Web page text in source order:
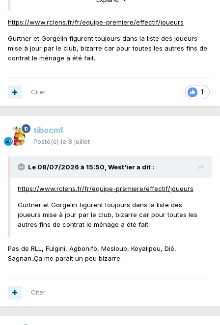
https://www.rclens.fr/fr/equipe-premiere/effectif/joueurs
Gurtner et Gorgelin figurent toujours dans la liste des joueurs
mise à jour par le club, bizarre car pour toutes les autres fins de
contrat le ménage a été fait.
1
Citer
tibocm1
Posté(e) le 8 juillet
Le 08/07/2026 à 15:50, West'iera dit :
https://www.rclens.fr/fr/equipe-premiere/effectif/joueurs
Gurtner et Gorgelin figurent toujours dans la liste des
joueurs mise à jour par le club, bizarre car pour toutes les
autres fins de contrat le ménage a été fait.
Pas de RLL, Fulgini, Agbonifo, Mesloub, Koyalipou, Dié,
Sagnan..Ça me parait un peu bizarre.
Citer